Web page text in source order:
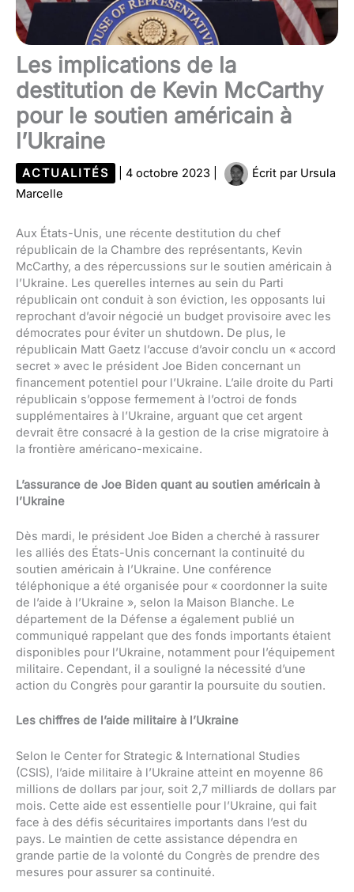
Les implications de la
destitution de Kevin McCarthy
pour le soutien américain à
l’Ukraine
ACTUALITÉS 4 octobre 2023 Écrit par Ursula
Marcelle
Aux États-Unis, une récente destitution du chef
républicain de la Chambre des représentants, Kevin
McCarthy, a des répercussions sur le soutien américain à
l’Ukraine. Les querelles internes au sein du Parti
républicain ont conduit à son éviction, les opposants lui
reprochant d’avoir négocié un budget provisoire avec les
démocrates pour éviter un shutdown. De plus, le
républicain Matt Gaetz l’accuse d’avoir conclu un « accord
secret » avec le président Joe Biden concernant un
financement potentiel pour l’Ukraine. L’aile droite du Parti
républicain s’oppose fermement à l’octroi de fonds
supplémentaires à l’Ukraine, arguant que cet argent
devrait être consacré à la gestion de la crise migratoire à
la frontière américano-mexicaine.
L’assurance de Joe Biden quant au soutien américain à
l’Ukraine
Dès mardi, le président Joe Biden a cherché à rassurer
les alliés des États-Unis concernant la continuité du
soutien américain à l’Ukraine. Une conférence
téléphonique a été organisée pour « coordonner la suite
de l’aide à l’Ukraine », selon la Maison Blanche. Le
département de la Défense a également publié un
communiqué rappelant que des fonds importants étaient
disponibles pour l’Ukraine, notamment pour l’équipement
militaire. Cependant, il a souligné la nécessité d’une
action du Congrès pour garantir la poursuite du soutien.
Les chiffres de l’aide militaire à l’Ukraine
Selon le Center for Strategic & International Studies
(CSIS), l’aide militaire à l’Ukraine atteint en moyenne 86
millions de dollars par jour, soit 2,7 milliards de dollars par
mois. Cette aide est essentielle pour l’Ukraine, qui fait
face à des défis sécuritaires importants dans l’est du
pays. Le maintien de cette assistance dépendra en
grande partie de la volonté du Congrès de prendre des
mesures pour assurer sa continuité.